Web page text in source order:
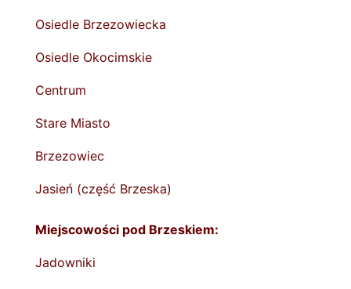
Osiedle Brzezowiecka
Osiedle Okocimskie
Centrum
Stare Miasto
Brzezowiec
Jasień (część Brzeska)
Miejscowości pod Brzeskiem:
Jadowniki